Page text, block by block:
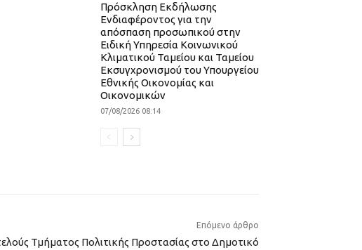
Πρόσκληση Εκδήλωσης
Ενδιαφέροντος για την
απόσπαση προσωπικού στην
Ειδική Υπηρεσία Κοινωνικού
Κλιματικού Ταμείου και Ταμείου
Εκσυγχρονισμού του Υπουργείου
Εθνικής Οικονομίας και
Οικονομικών
07/08/2026 08:14
Επόμενο άρθρο
Τμήματος Πολιτικής Προστασίας στο Δημοτικό